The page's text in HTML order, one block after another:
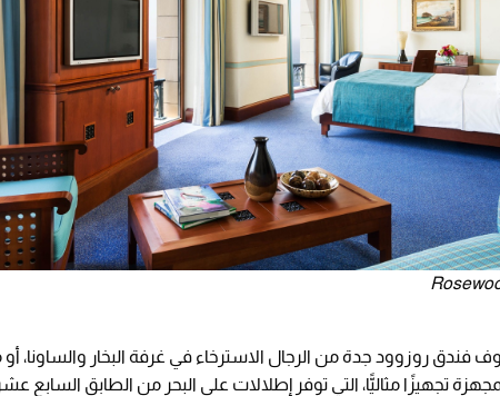
فندق روزوود جدة من الرجال الاسترخاء في غرفة البخار والساونا، أو
تجهيزًا مثاليًّا، التي توفر إطلالات على البحر من الطابق السابع